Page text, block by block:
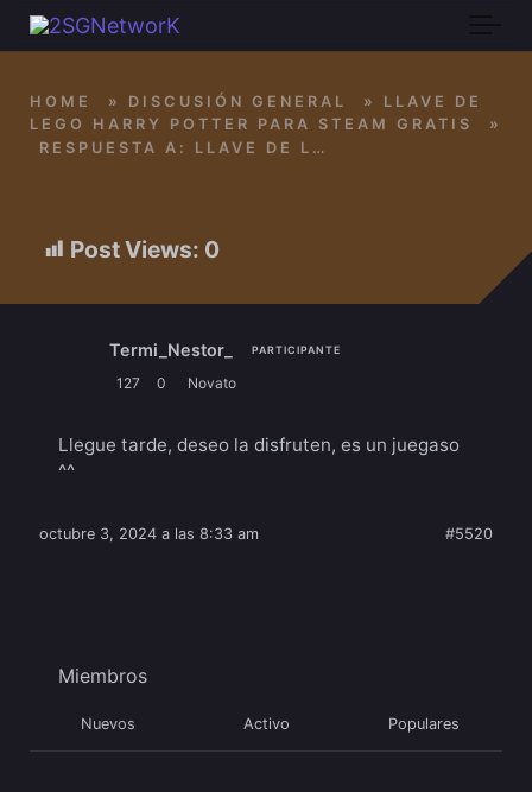
Skip to main content
Post Views: 0
HOME » DISCUSIÓN GENERAL »
LLAVE DE
LEGO HARRY POTTER PARA STEAM GRATIS
»
RESPUESTA A: LLAVE DE LEGO HARRY POTTER PARA STEAM GRATIS
Termi_Nestor_ PARTICIPANTE
127 0 Novato
Llegue tarde, deseo la disfruten, es un juegaso
^^
octubre 3, 2024 a las 8:33 am #5520
Miembros
Nuevos Activo Populares